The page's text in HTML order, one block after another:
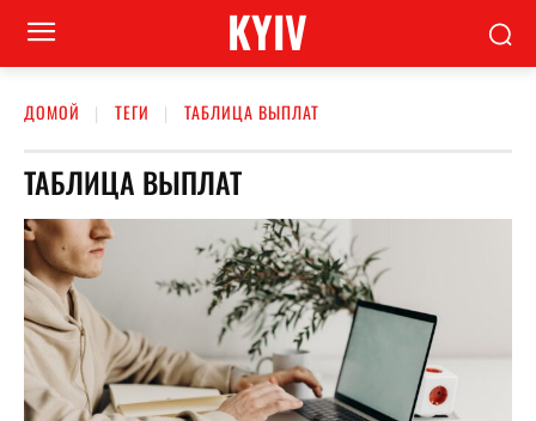
KYIV
ДОМОЙ ТЕГИ ТАБЛИЦА ВЫПЛАТ
ТАБЛИЦА ВЫПЛАТ